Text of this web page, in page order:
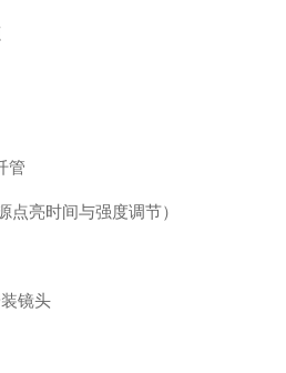
管
点亮时间与强度调节）
镜头